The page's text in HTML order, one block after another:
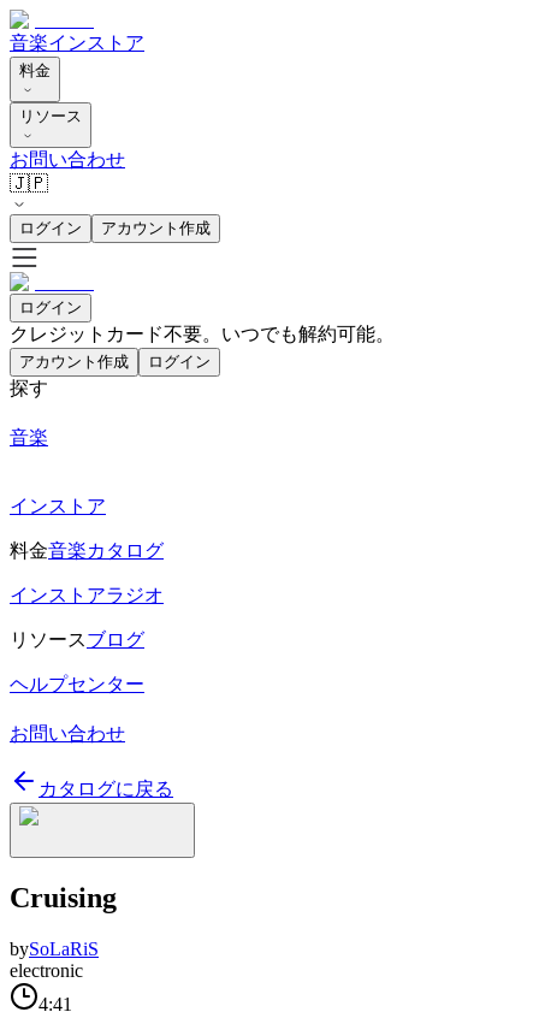
音楽インストア
料金
リソース
お問い合わせ
🇯🇵
ログイン アカウント作成
ログイン
クレジットカード不要。いつでも解約可能。
アカウント作成 ログイン
探す
音楽
インストア
料金音楽カタログ
インストアラジオ
リソースブログ
ヘルプセンター
お問い合わせ
カタログに戻る
Cruising
bySoLaRiS
electronic
4:41